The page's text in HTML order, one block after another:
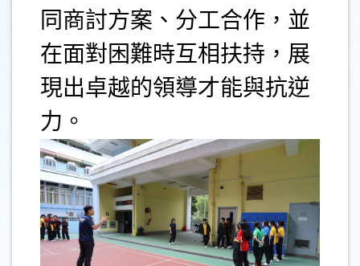
同商討方案、分工合作，並
在面對困難時互相扶持，展
現出卓越的領導才能與抗逆
力。